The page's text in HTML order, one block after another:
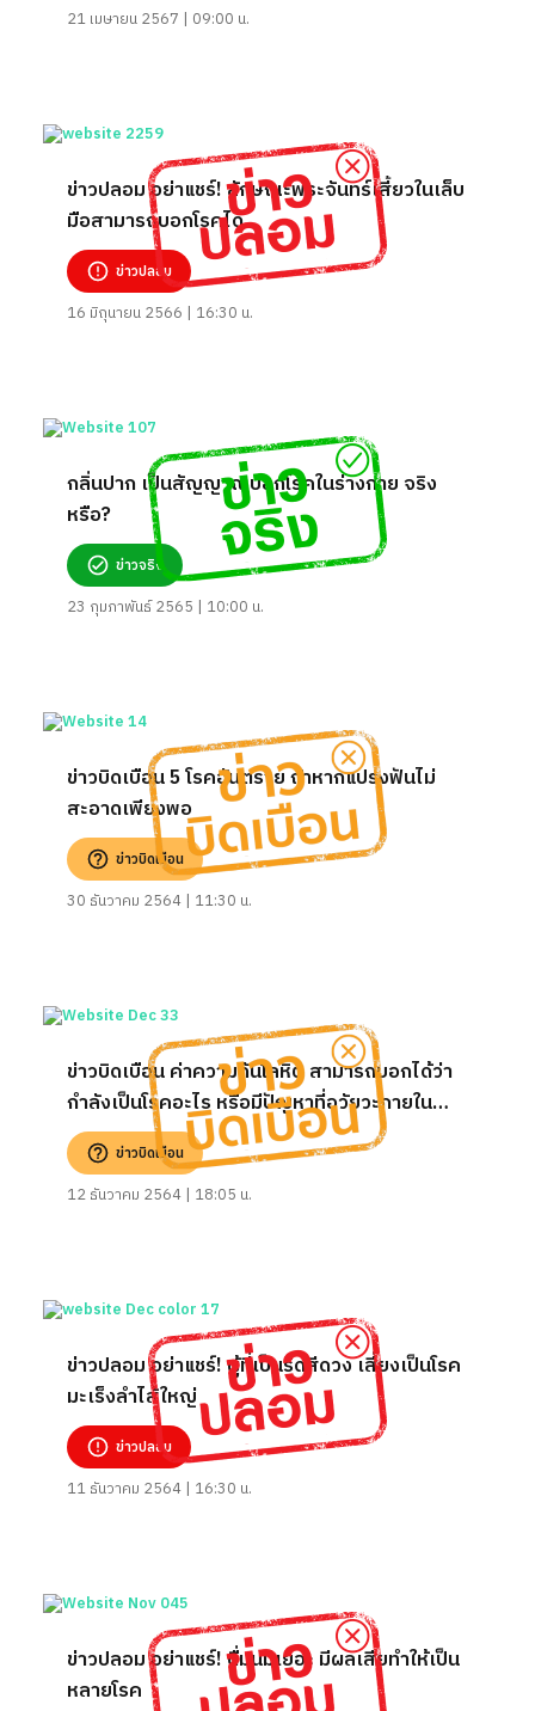
21 เมษายน 2567 | 09:00 น.
ข่าวปลอม อย่าแชร์! ลักษณะพระจันทร์เสี้ยวในเล็บ
มือสามารถบอกโรคได้
ข่าวปลอม
16 มิถุนายน 2566 | 16:30 น.
กลิ่นปาก เป็นสัญญาณบอกโรคในร่างกาย จริง
หรือ?
ข่าวจริง
23 กุมภาพันธ์ 2565 | 10:00 น.
ข่าวบิดเบือน 5 โรคอันตราย ถ้าหากแปรงฟันไม่
สะอาดเพียงพอ
ข่าวบิดเบือน
30 ธันวาคม 2564 | 11:30 น.
ข่าวบิดเบือน ค่าความดันโลหิต สามารถบอกได้ว่า
กำลังเป็นโรคอะไร หรือมีปัญหาที่อวัยวะภายใน
อย่างไร
ข่าวบิดเบือน
12 ธันวาคม 2564 | 18:05 น.
ข่าวปลอม อย่าแชร์! ผู้ที่เป็นริดสีดวง เสี่ยงเป็นโรค
มะเร็งลำไส้ใหญ่
ข่าวปลอม
11 ธันวาคม 2564 | 16:30 น.
ข่าวปลอม อย่าแชร์! ดื่มนมเยอะ มีผลเสียทำให้เป็น
หลายโรค